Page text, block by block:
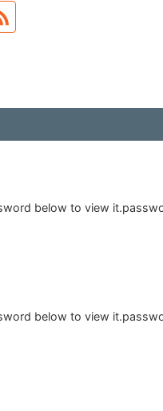
below to view
below to view